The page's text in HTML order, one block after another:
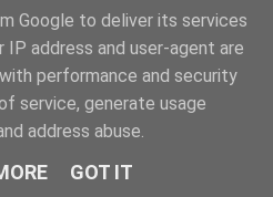
Google to deliver its services
IP address and user-agent are
performance and security
service, generate usage
address abuse.
GOT IT